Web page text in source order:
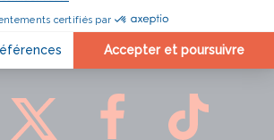
LE SECOURS CATHOLIQUE
FRANCE SUR :